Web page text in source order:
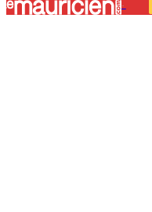
-